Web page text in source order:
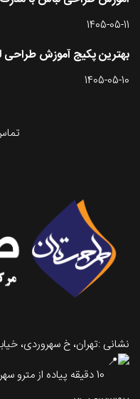
1405-05-11
بهترین پکیج آموزش طراحی
1405-05-10
نشانی :تهران، خ سهروردی، خیابان